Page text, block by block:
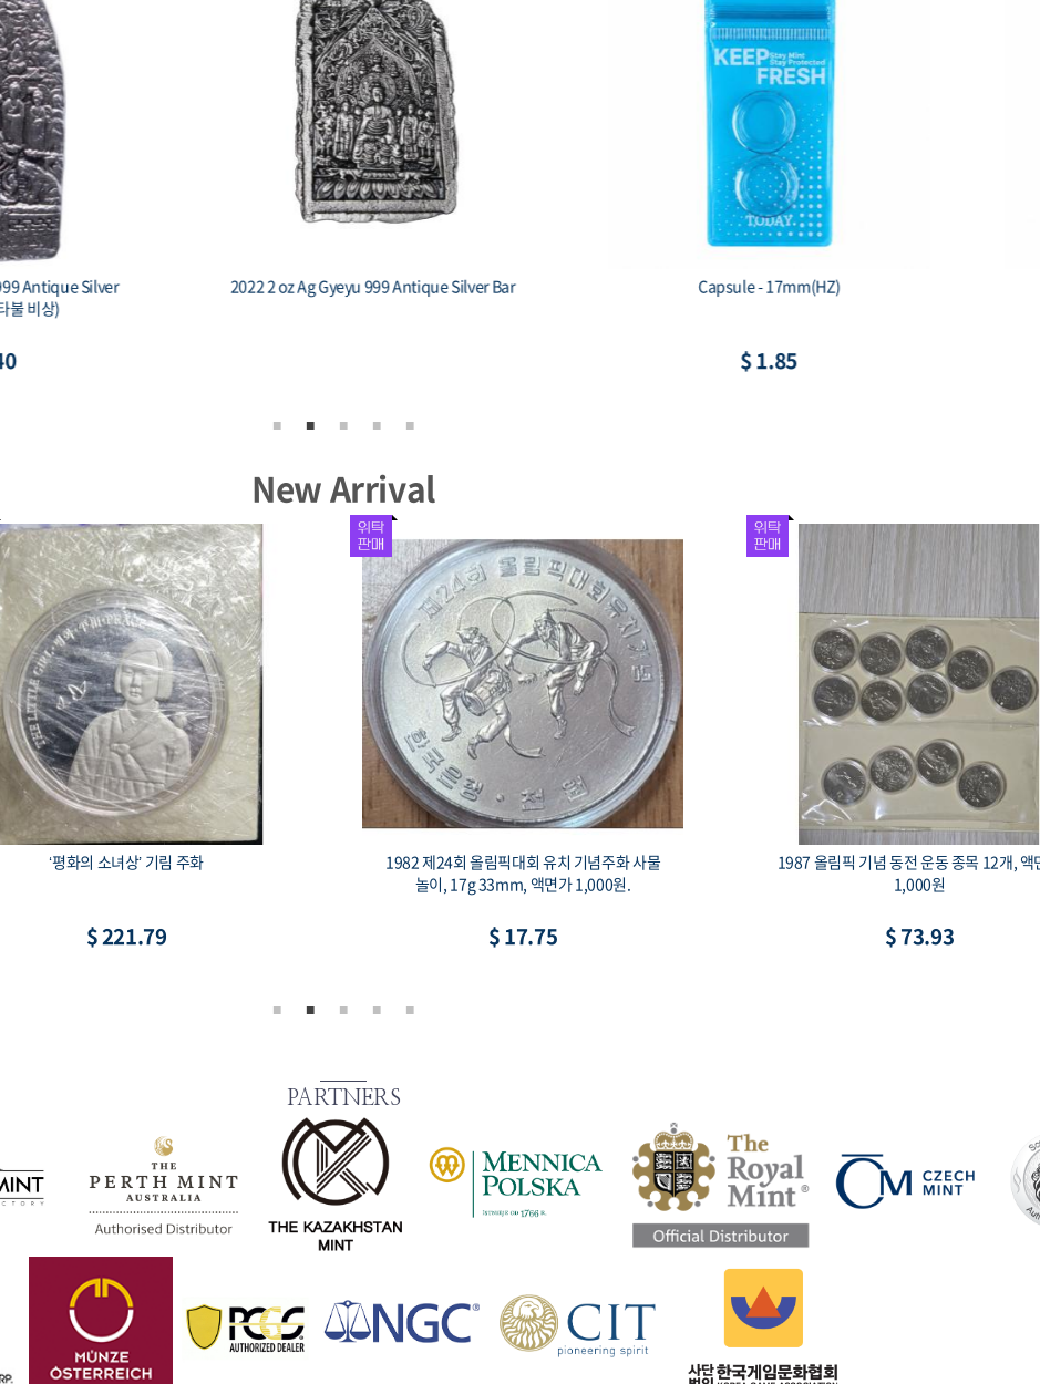
Capsule - 23mm(HZ) Capsule - 37mm(HZ)
2014 1 oz SilverTowne Buffalo
New Arrival
1987 서울올림픽 기념주화 유도 33mm 17g
$ 8.88
1982 제24회 올림픽대회 유치 기념은화 경회
루 프루프, 90% 15g 30mm, 액면가 1만원
$ 73.93
1993 대전 엑스포 기념 황동화, 로케트와
이, 액면가 1,000원
$ 11.09
PARTNERS